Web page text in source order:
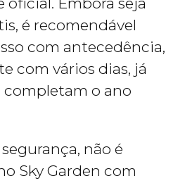
é recomendável
com antecedência,
com vários dias, já
completam o ano
não é
Sky Garden com